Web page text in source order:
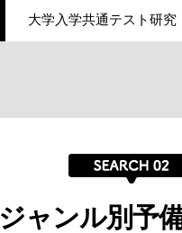
大学入学共通テスト研究
ジャンル別予